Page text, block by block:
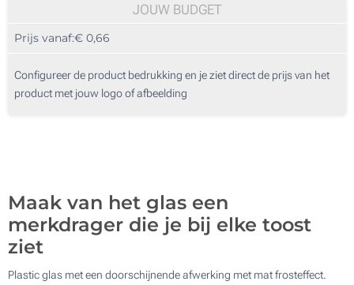
200
1000
JOUW BUDGET
Prijs vanaf:€ 0,66
Configureer de product bedrukking en je ziet direct de prijs van het
product met jouw logo of afbeelding
Maak van het glas een
merkdrager die je bij elke toost
ziet
Plastic glas met een doorschijnende afwerking met mat frosteffect.